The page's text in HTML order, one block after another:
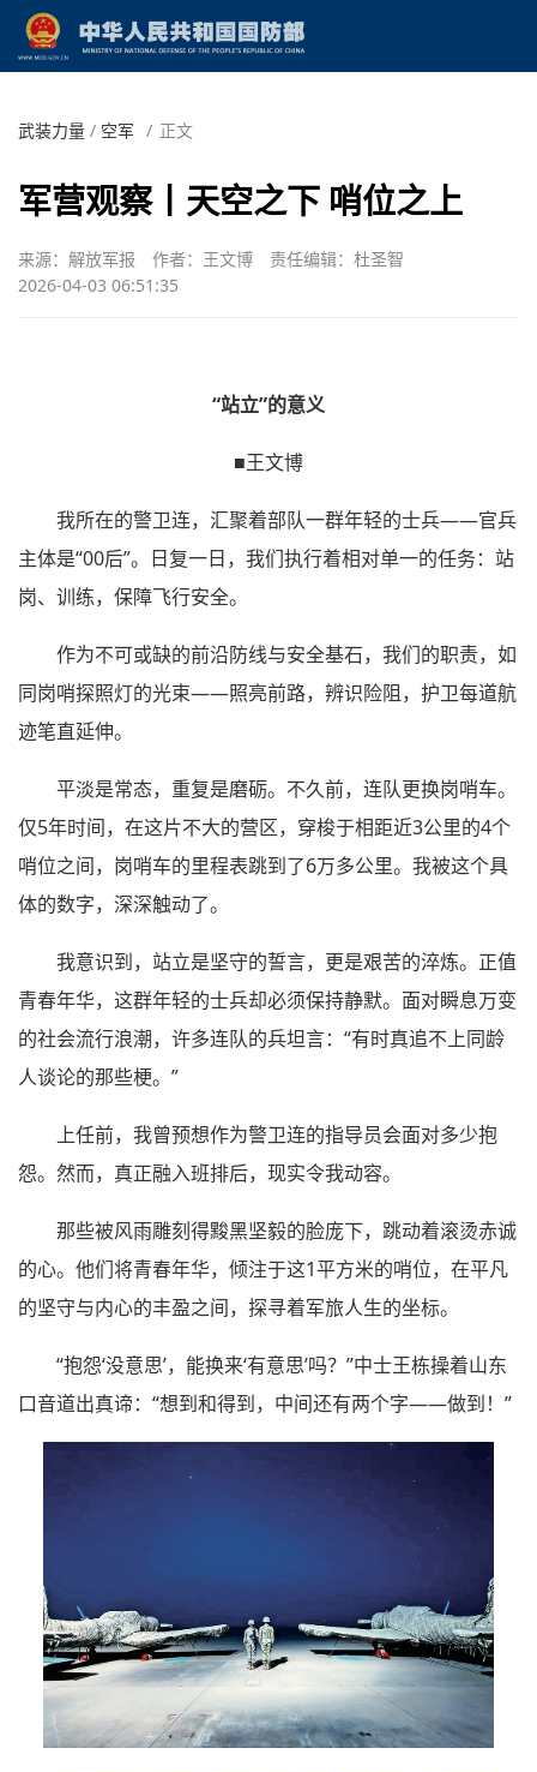
武装力量 / 空军 / 正文
军营观察丨天空之下 哨位之上
来源：解放军报 作者：王文博
责任编辑：杜圣智
2026-04-03 06:51:35
“站立”的意义
■王文博
我所在的警卫连，汇聚着部队一群年轻的士兵——官兵
主体是“00后”。日复一日，我们执行着相对单一的任务：站
岗、训练，保障飞行安全。
作为不可或缺的前沿防线与安全基石，我们的职责，如
同岗哨探照灯的光束——照亮前路，辨识险阻，护卫每道航
迹笔直延伸。
平淡是常态，重复是磨砺。不久前，连队更换岗哨车。
仅5年时间，在这片不大的营区，穿梭于相距近3公里的4个
哨位之间，岗哨车的里程表跳到了6万多公里。我被这个具
体的数字，深深触动了。
我意识到，站立是坚守的誓言，更是艰苦的淬炼。正值
青春年华，这群年轻的士兵却必须保持静默。面对瞬息万变
的社会流行浪潮，许多连队的兵坦言：“有时真追不上同龄
人谈论的那些梗。”
上任前，我曾预想作为警卫连的指导员会面对多少抱
怨。然而，真正融入班排后，现实令我动容。
那些被风雨雕刻得黢黑坚毅的脸庞下，跳动着滚烫赤诚
的心。他们将青春年华，倾注于这1平方米的哨位，在平凡
的坚守与内心的丰盈之间，探寻着军旅人生的坐标。
“抱怨‘没意思’，能换来‘有意思’吗？”中士王栋操着山东
口音道出真谛：“想到和得到，中间还有两个字——做到！”